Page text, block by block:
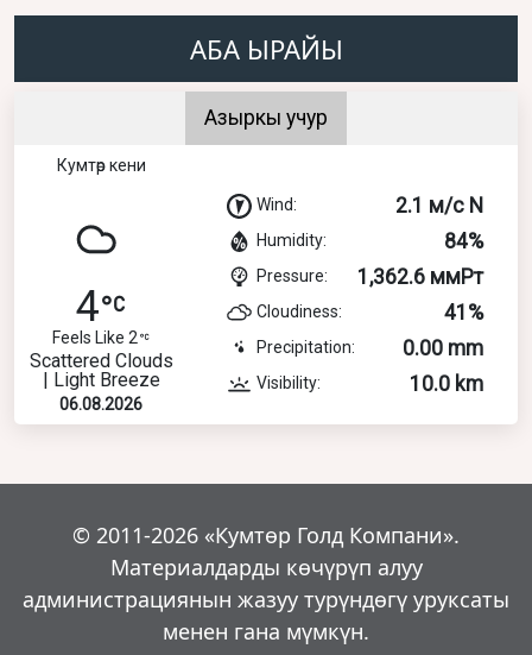
АБА ЫРАЙЫ
Азыркы учур
Кумтөр кени
4
Feels Like 2
Scattered Clouds
| Light Breeze
06.08.2026
Wind: 2.1 м/с N
Humidity: 84%
Pressure: 1,362.6 ммРт
Cloudiness: 41%
Precipitation: 0.00 mm
Visibility: 10.0 km
© 2011-2026 «Кумтөр Голд Компани».
Материалдарды көчүрүп алуу
администрациянын жазуу турүндөгү уруксаты
менен гана мүмкүн.